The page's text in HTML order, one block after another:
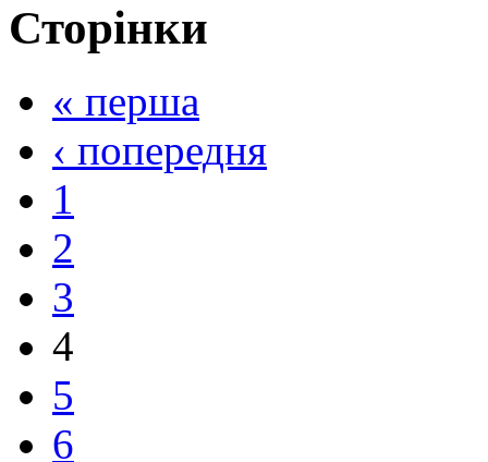
Сторінки
« перша
‹ попередня
1
2
3
4
5
6